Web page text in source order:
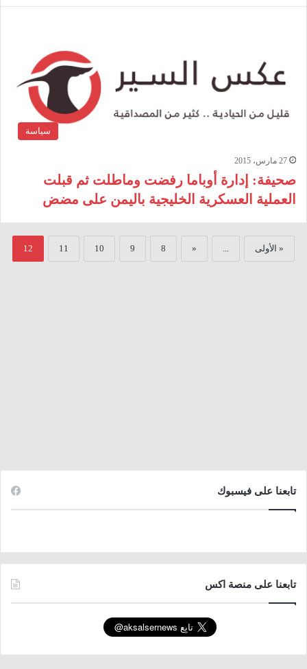
سياسة
27 مارس، 2015
صحيفة: إدارة أوباما رفضت وماطلت ثم قبلت
العملية العسكرية الخليجية باليمن على مضض
« الأولى «
8
9
10
11
12
تابعنا على فيسبوك
تابعنا على منصة اكس